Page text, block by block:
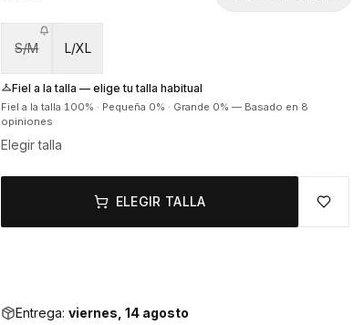
S/M L/XL
Fiel a la talla — elige tu talla habitual
Fiel a la talla 100% · Pequeña 0% · Grande 0% — Basado en 8
opiniones
Elegir talla
ELEGIR TALLA
Entrega: viernes, 14 agosto